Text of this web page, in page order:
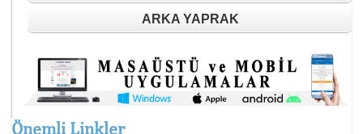
ARKA YAPRAK
Önemli Linkler